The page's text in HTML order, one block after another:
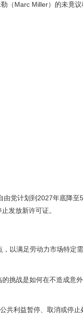
（Marc Miller）的未竟议
党计划到2027年底降至
发放新许可证。
以满足劳动力市场特定
挑战是如何在不造成意
共利益暂停、取消或停止